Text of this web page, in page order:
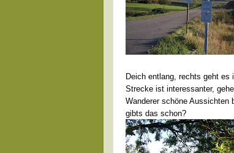
Deich entlang, rechts geht es
Strecke ist interessanter,
Wanderer schöne Aussichten
gibts das schon?